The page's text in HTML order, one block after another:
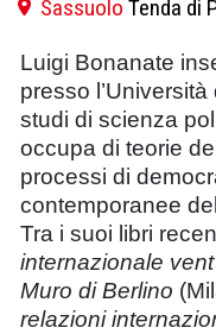
Sassuolo Tenda di
Luigi Bonanate
presso
studi di scienza
occupa di teorie
processi di
contemporanee
Tra i suoi libri
internazionale
Muro di Berlino
relazioni